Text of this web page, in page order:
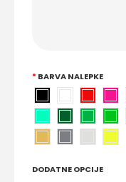
BARVA NALEPKE
DODATNE OPCIJE